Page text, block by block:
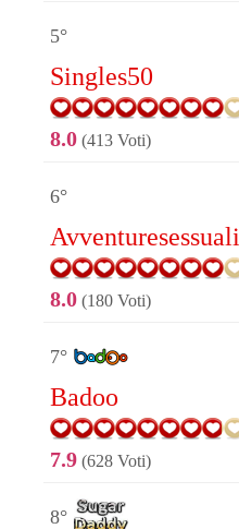
5°
Singles50
8.0 (413 Voti)
6°
Avventuresessuali
8.0 (180 Voti)
7°
Badoo
7.9 (628 Voti)
8°